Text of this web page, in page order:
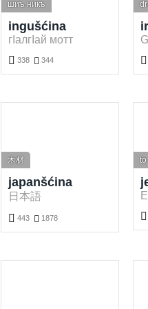
шиъ никъ
ingušćina
гӀалгӀай мотт
 338  344

木材
japanšćina
日本語
 443  1878
